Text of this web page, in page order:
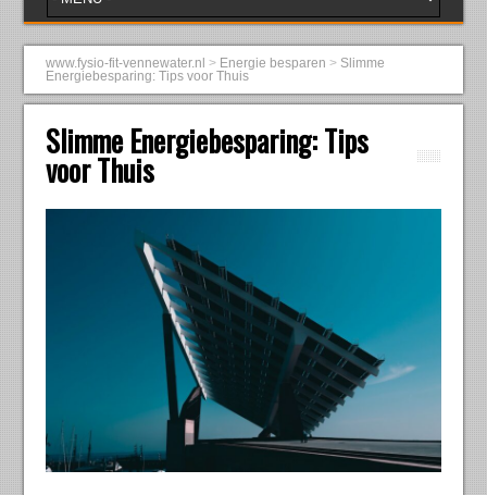
www.fysio-fit-vennewater.nl > Energie besparen > Slimme
Energiebesparing: Tips voor Thuis
Slimme Energiebesparing: Tips
voor Thuis